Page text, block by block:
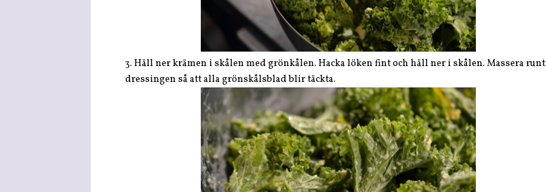
3. Häll ner krämen i skålen med grönkålen. Hacka löken fint och häll ner i skålen. Massera runt
dressingen så att alla grönskålsblad blir täckta.